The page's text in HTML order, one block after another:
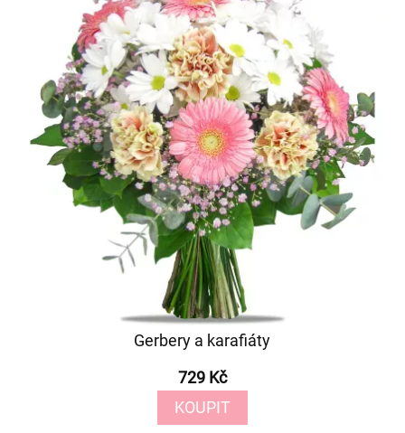
Gerbery a karafiáty
729 Kč
KOUPIT